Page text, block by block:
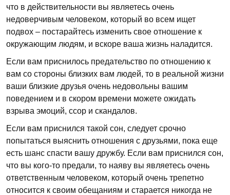
что в действительности вы являетесь очень
недоверчивым человеком, который во всем ищет
подвох – постарайтесь изменить свое отношение к
окружающим людям, и вскоре ваша жизнь наладится.
Если вам приснилось предательство по отношению к
вам со стороны близких вам людей, то в реальной жизни
ваши близкие друзья очень недовольны вашим
поведением и в скором времени можете ожидать
взрыва эмоций, ссор и скандалов.
Если вам приснился такой сон, следует срочно
попытаться выяснить отношения с друзьями, пока еще
есть шанс спасти вашу дружбу. Если вам приснился сон,
что вы кого-то предали, то наяву вы являетесь очень
ответственным человеком, который очень трепетно
относится к своим обещаниям и старается никогда не